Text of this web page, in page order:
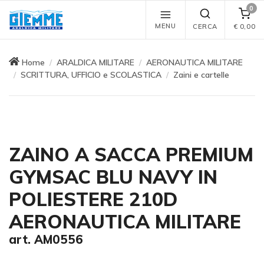
MENU CERCA
0
€ 0,00
Home ARALDICA MILITARE
AERONAUTICA MILITARE
SCRITTURA, UFFICIO e SCOLASTICA
Zaini e cartelle
ZAINO A SACCA PREMIUM
GYMSAC BLU NAVY IN
POLIESTERE 210D
AERONAUTICA MILITARE
art. AM0556